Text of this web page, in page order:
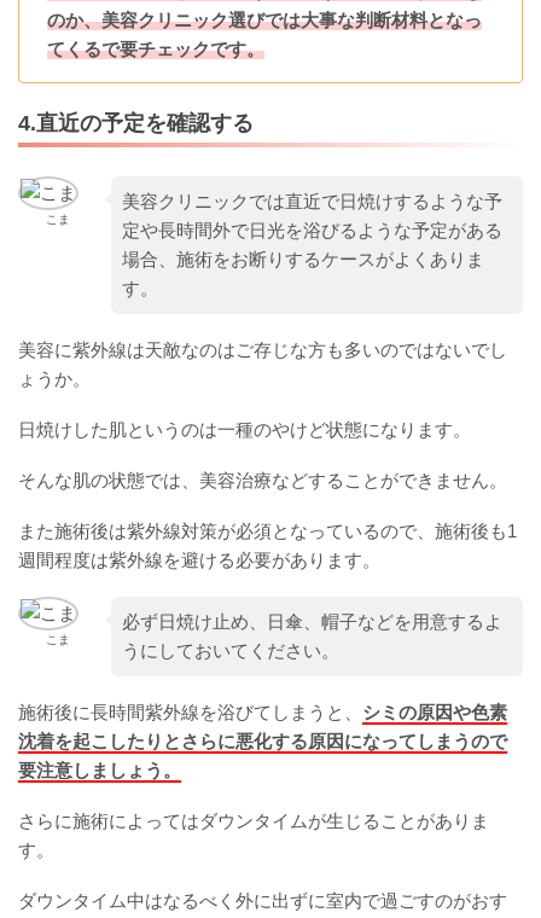
のか、美容クリニック選びでは大事な判断材料となっ
てくるで要チェックです。
4.直近の予定を確認する
こま
美容クリニックでは直近で日焼けするような予
定や長時間外で日光を浴びるような予定がある
場合、施術をお断りするケースがよくありま
す。
美容に紫外線は天敵なのはご存じな方も多いのではないでし
ょうか。
日焼けした肌というのは一種のやけど状態になります。
そんな肌の状態では、美容治療などすることができません。
また施術後は紫外線対策が必須となっているので、施術後も1
週間程度は紫外線を避ける必要があります。
こま
必ず日焼け止め、日傘、帽子などを用意するよ
うにしておいてください。
施術後に長時間紫外線を浴びてしまうと、 シミの原因や色素
沈着を起こしたりとさらに悪化する原因になってしまうので
要注意しましょう。
さらに施術によってはダウンタイムが生じることがありま
す。
ダウンタイム中はなるべく外に出ずに室内で過ごすのがおす